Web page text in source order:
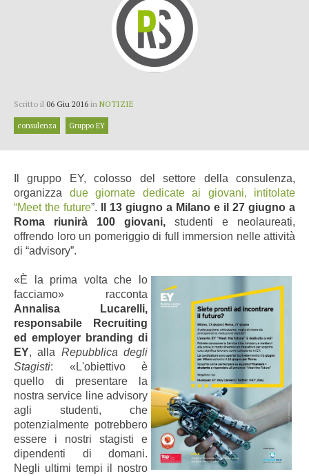
Scritto il 06 Giu 2016 in NOTIZIE
consulenza Gruppo EY
Il gruppo EY, colosso del settore della consulenza,
organizza due giornate dedicate ai giovani, intitolate
“Meet the future”.
Il 13 giugno a Milano e il 27 giugno a
Roma riunirà 100 giovani, studenti e neolaureati,
offrendo loro un pomeriggio di full immersion nelle attività
di “advisory”.
«È la prima volta che lo
facciamo» racconta
Annalisa Lucarelli,
responsabile Recruiting
ed employer branding di
EY, alla Repubblica degli
Stagisti: «L'obiettivo è
quello di presentare la
nostra service line advisory
agli studenti, che
potenzialmente potrebbero
essere i nostri stagisti e
dipendenti di domani.
Negli ultimi tempi il nostro